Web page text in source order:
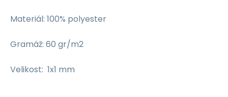
Materiál: 100% polyester
Gramáž: 60 gr/m2
Velikost: 1x1 mm